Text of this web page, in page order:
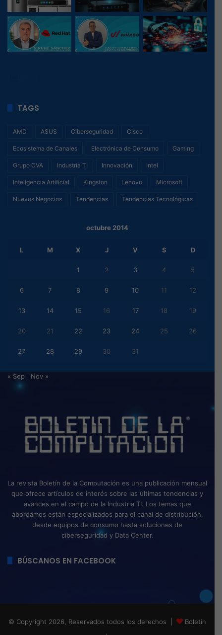
TAGS
AMD ASUS Ciberseguridad Cisco
Ecosistema de Canales Electrónica de Consumo Gaming
Grupo CVA Industria TI Innovación Intel
Inteligencia Artificial Kingston Lenovo Microsoft
Nuevos Negocios Tendencias Tendencias Tecnológicas
octubre 2014
L M X J V S D
1 2 3 4 5
6 7 8 9 10 11 12
13 14 15 16 17 18 19
20 21 22 23 24 25 26
27 28 29 30 31
« Sep Nov »
La revista Boletín de la Computación es una publicación mensual
que ofrece artículos de interés sobre las últimas tendencias y
avances en el campo de la Industria TI. Los temas que
abordamos están especializados para el canal de distribución,
desde equipos de consumo hasta soluciones de
ciberseguridad y Data Center.
BÚSCANOS EN FACEBOOK
© Copyright 2026, Reservados todos los derechos |
Boletin